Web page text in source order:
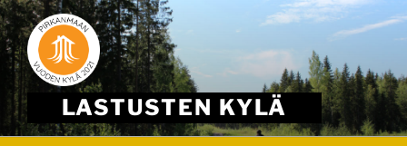
Skip
to
content
LASTUSTEN KYLÄ